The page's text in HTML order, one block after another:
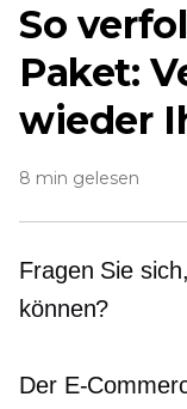
So
Paket:
wieder
8 min gelesen
Fragen Sie
können?
Der E-